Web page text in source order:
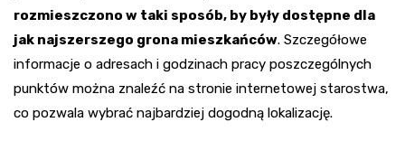
rozmieszczono w taki sposób, by były dostępne dla
jak najszerszego grona mieszkańców. Szczegółowe
informacje o adresach i godzinach pracy poszczególnych
punktów można znaleźć na stronie internetowej starostwa,
co pozwala wybrać najbardziej dogodną lokalizację.